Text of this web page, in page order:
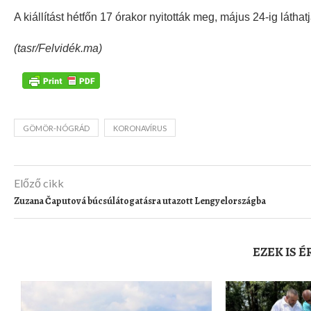
A kiállítást hétfőn 17 órakor nyitották meg, május 24-ig
(tasr/Felvidék.ma)
GÖMÖR-NÓGRÁD KORONAVÍRUS
Előző cikk
Zuzana Čaputová búcsúlátogatásra utazott Lengyelországba
EZEK IS